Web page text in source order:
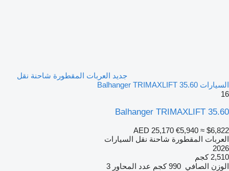
جديد العربات المقطورة شاحنة نقل
السيارات Balhanger TRIMAXLIFT 35.60
16
Balhanger TRIMAXLIFT 35.60
AED 25,170 €5,940 ≈ $6,822
العربات المقطورة شاحنة نقل السيارات
2026
2,510 كجم
الوزن الصافي 990 كجم عدد المحاور 3